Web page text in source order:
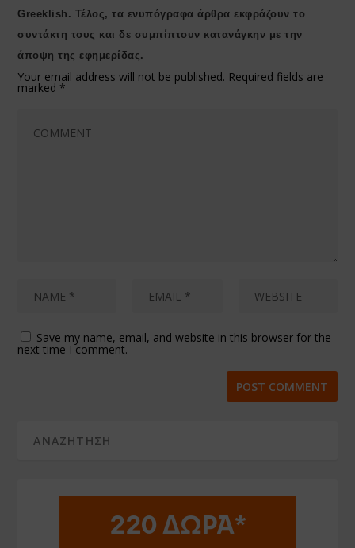
Greeklish. Τέλος, τα ενυπόγραφα άρθρα εκφράζουν το
συντάκτη τους και δε συμπίπτουν κατανάγκην με την
άποψη της εφημερίδας.
Your email address will not be published. Required fields are
marked *
Save my name, email, and website in this browser for the
next time I comment.